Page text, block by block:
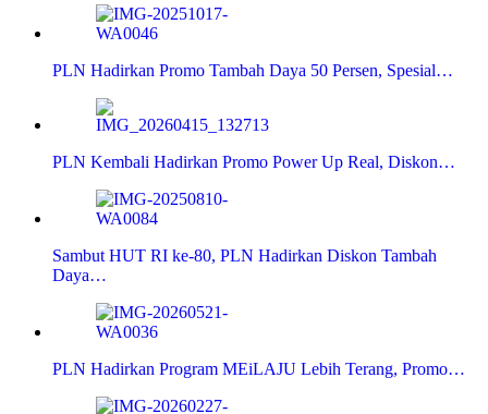
PLN Hadirkan Promo Tambah Daya 50 Persen, Spesial…
PLN Kembali Hadirkan Promo Power Up Real, Diskon…
Sambut HUT RI ke-80, PLN Hadirkan Diskon Tambah
Daya…
PLN Hadirkan Program MEiLAJU Lebih Terang, Promo…